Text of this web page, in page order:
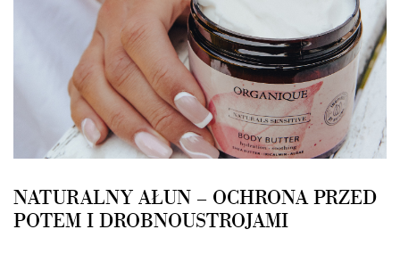
NATURALNY AŁUN – OCHRONA PRZED
POTEM I DROBNOUSTROJAMI